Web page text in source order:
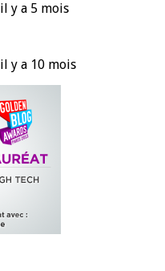
il y a 5 mois
il y a 10 mois